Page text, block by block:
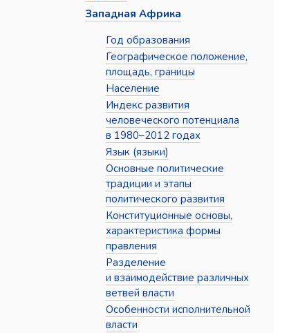
Западная Африка
Год образования
Географическое положение,
площадь, границы
Население
Индекс развития
человеческого потенциала
в 1980–2012 годах
Язык (языки)
Основные политические
традиции и этапы
политического развития
Конституционные основы,
характеристика формы
правления
Разделение
и взаимодействие различных
ветвей власти
Особенности исполнительной
власти